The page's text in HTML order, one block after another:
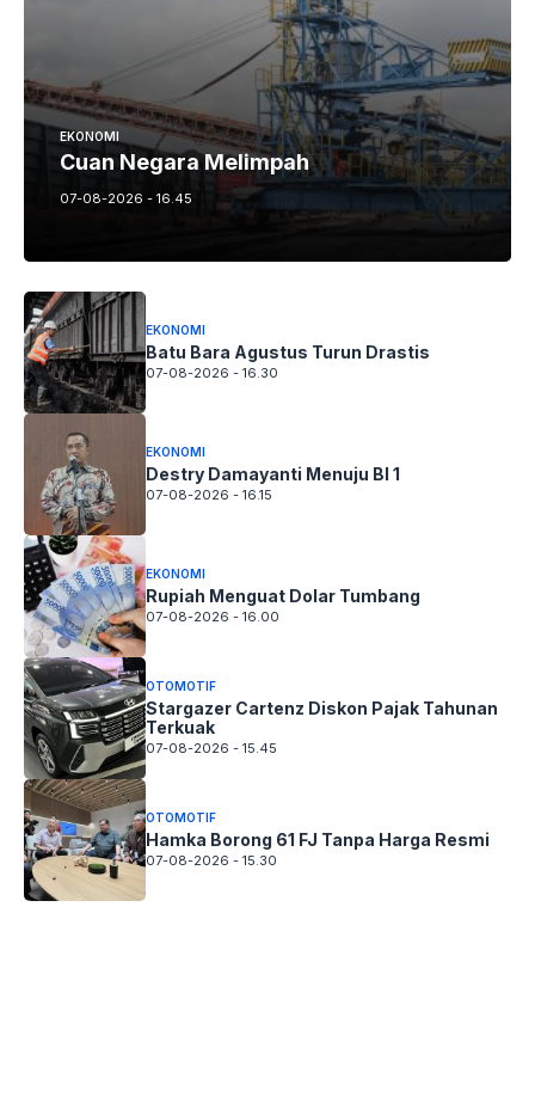
EKONOMI
Cuan Negara Melimpah
07-08-2026 - 16.45
EKONOMI
Batu Bara Agustus Turun Drastis
07-08-2026 - 16.30
EKONOMI
Destry Damayanti Menuju BI 1
07-08-2026 - 16.15
EKONOMI
Rupiah Menguat Dolar Tumbang
07-08-2026 - 16.00
OTOMOTIF
Stargazer Cartenz Diskon Pajak Tahunan
Terkuak
07-08-2026 - 15.45
OTOMOTIF
Hamka Borong 61 FJ Tanpa Harga Resmi
07-08-2026 - 15.30